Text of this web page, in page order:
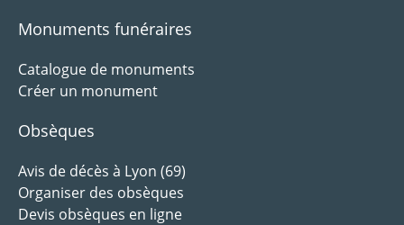
Monuments funéraires
Catalogue de monuments
Créer un monument
Obsèques
Avis de décès à Lyon (69)
Organiser des obsèques
Devis obsèques en ligne